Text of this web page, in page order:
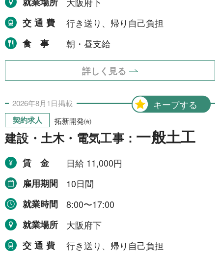
交通費
行き送り、帰り自己負担
食事
朝・昼支給
詳しく見る
キープする
2026年8月1日掲載
契約求人 拓新開発㈲
建設・土木・電気工事： 一般土工
賃金
日給 11,000円
雇用期間
10日間
就業時間
8:00〜17:00
就業場所
大阪府下
交通費
行き送り、帰り自己負担